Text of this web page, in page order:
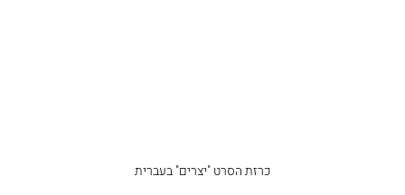
כרזת הסרט "יצרים" בעברית